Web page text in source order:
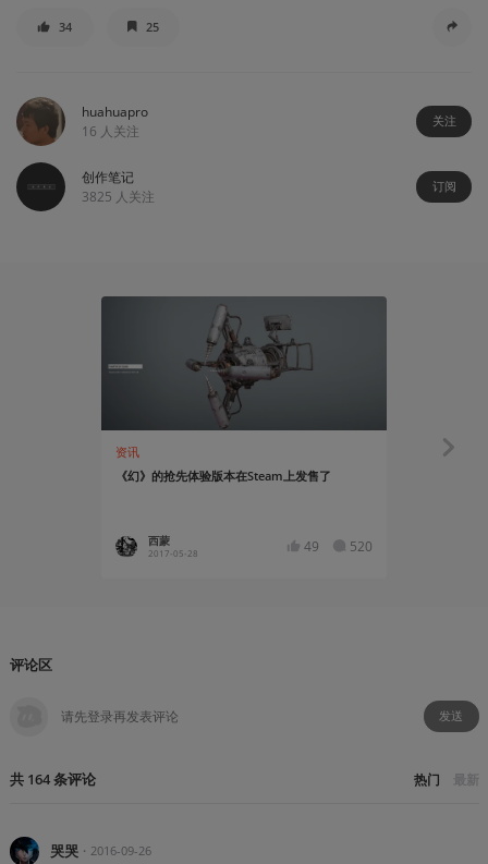
34 25
huahuapro
16 人关注
关注
创作笔记
3825 人关注
订阅
资讯
《幻》的抢先体验版本在Steam上发售了
西蒙
2017-05-28 49 520
评论区
发送
共 164条评论 热门 最新
哭哭・ 2016-09-26